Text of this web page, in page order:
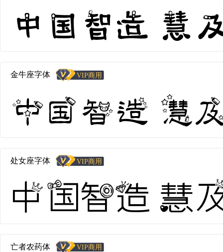
中国智造 慧
金牛座字体
中国智造 慧
处女座字体
中国智造 慧
亡者农药体